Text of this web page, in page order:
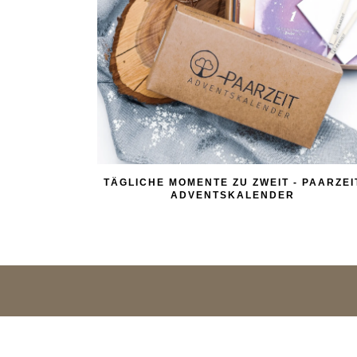
TÄGLICHE MOMENTE ZU ZWEIT -
ADVENTSKALENDER